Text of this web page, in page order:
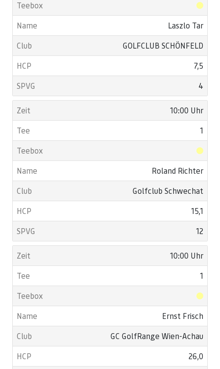
Laszlo Tar
GOLFCLUB SCHÖNFELD
7,5
4
10:00 Uhr
1
Roland Richter
Golfclub Schwechat
15,1
12
10:00 Uhr
1
Ernst Frisch
GC GolfRange Wien-Achau
26,0